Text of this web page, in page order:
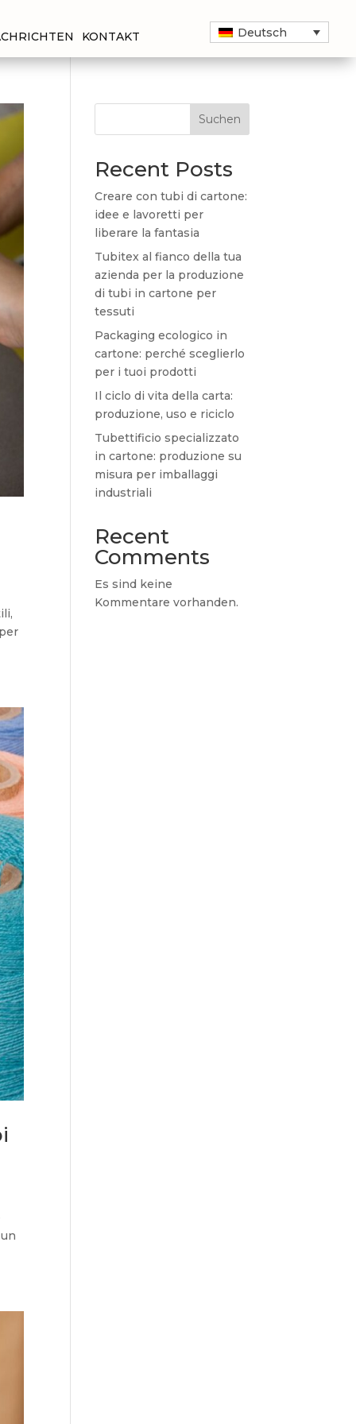
KONTAKT Deutsch
Suchen
Recent Posts
Creare con tubi di cartone:
idee e lavoretti per
liberare la fantasia
Tubitex al fianco della tua
azienda per la produzione
di tubi in cartone per
tessuti
Packaging ecologico in
cartone: perché sceglierlo
per i tuoi prodotti
Il ciclo di vita della carta:
produzione, uso e riciclo
Tubettificio specializzato
in cartone: produzione su
misura per imballaggi
industriali
Recent
Comments
Es sind keine
Kommentare vorhanden.